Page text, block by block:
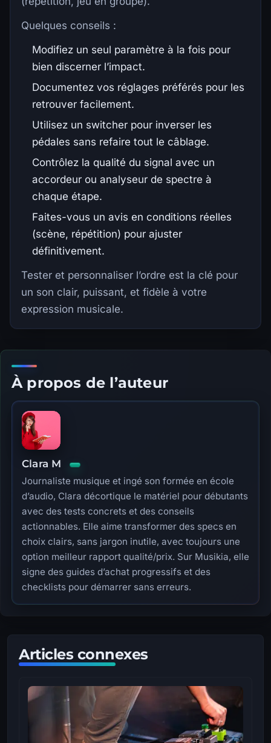
Quelques conseils :
Modifiez un seul paramètre à la fois pour
bien discerner l’impact.
Documentez vos réglages préférés pour les
retrouver facilement.
Utilisez un switcher pour inverser les
pédales sans refaire tout le câblage.
Contrôlez la qualité du signal avec un
accordeur ou analyseur de spectre à
chaque étape.
Faites-vous un avis en conditions réelles
(scène, répétition) pour ajuster
définitivement.
Tester et personnaliser l’ordre est la clé pour
un son clair, puissant, et fidèle à votre
expression musicale.
À propos de l’auteur
Clara M
Journaliste musique et ingé son formée en école
d’audio, Clara décortique le matériel pour débutants
avec des tests concrets et des conseils
actionnables. Elle aime transformer des specs en
choix clairs, sans jargon inutile, avec toujours une
option meilleur rapport qualité/prix. Sur Musikia, elle
signe des guides d’achat progressifs et des
checklists pour démarrer sans erreurs.
Articles connexes